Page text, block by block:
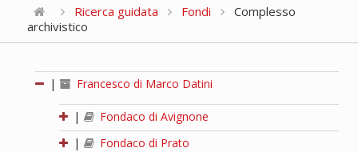
Ricerca guidata Fondi
Complesso
archivistico
| Francesco di Marco Datini
|
Fondaco di Avignone
|
Fondaco di Prato